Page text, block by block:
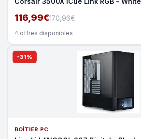
116,99€170,96€
4 offres disponibles
-31%
BOÎTIER PC